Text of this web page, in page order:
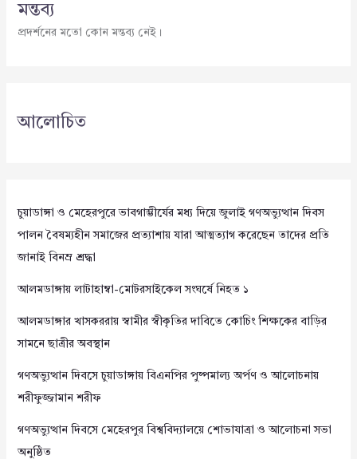
মন্তব্য
প্রদর্শনের মতো কোন মন্তব্য নেই।
আলোচিত
চুয়াডাঙ্গা ও মেহেরপুরে ভাবগাম্ভীর্যের মধ্য দিয়ে জুলাই গণঅভ্যুত্থান দিবস
পালন বৈষম্যহীন সমাজের প্রত্যাশায় যারা আত্মত্যাগ করেছেন তাদের প্রতি
জানাই বিনম্র শ্রদ্ধা
আলমডাঙ্গায় লাটাহাম্বা-মোটরসাইকেল সংঘর্ষে নিহত ১
আলমডাঙ্গার খাসকররায় স্বামীর স্বীকৃতির দাবিতে কোচিং শিক্ষকের বাড়ির
সামনে ছাত্রীর অবস্থান
গণঅভ্যুত্থান দিবসে চুয়াডাঙ্গায় বিএনপির পুষ্পমাল্য অর্পণ ও আলোচনায়
শরীফুজ্জামান শরীফ
গণঅভ্যুত্থান দিবসে মেহেরপুর বিশ্ববিদ্যালয়ে শোভাযাত্রা ও আলোচনা সভা
অনুষ্ঠিত